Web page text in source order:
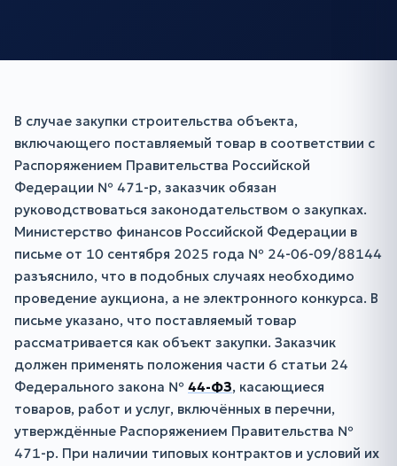
В случае закупки строительства объекта,
включающего поставляемый товар в соответствии с
Распоряжением Правительства Российской
Федерации № 471-р, заказчик обязан
руководствоваться законодательством о закупках.
Министерство финансов Российской Федерации в
письме от 10 сентября 2025 года № 24-06-09/88144
разъяснило, что в подобных случаях необходимо
проведение аукциона, а не электронного конкурса. В
письме указано, что поставляемый товар
рассматривается как объект закупки. Заказчик
должен применять положения части 6 статьи 24
Федерального закона № 44-ФЗ, касающиеся
товаров, работ и услуг, включённых в перечни,
утверждённые Распоряжением Правительства №
471-р. При наличии типовых контрактов и условий их